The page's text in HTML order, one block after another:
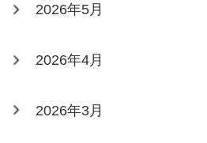
2026年5月
2026年4月
2026年3月